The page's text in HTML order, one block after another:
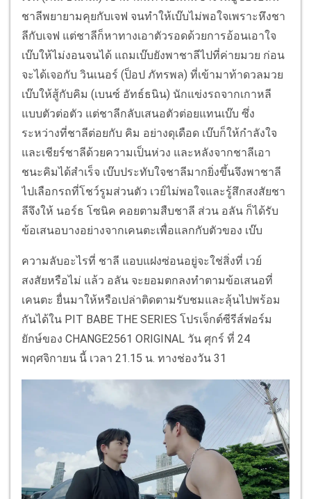
ชาลีพยายามคุยกับเจฟ จนทำให้เบ๊บไม่พอใจเพราะหึงชา
ลีกับเจฟ แต่ชาลีก็หาทางเอาตัวรอดด้วยการอ้อนเอาใจ
เบ๊บให้ไม่งอนจนได้ แถมเบ๊บยังพาชาลีไปที่ค่ายมวย ก่อน
จะได้เจอกับ วินเนอร์ (ป็อป ภัทรพล) ที่เข้ามาท้าดวลมวย
เบ๊บให้สู้กับคิม (เบนซ์ อัทธ์ธนิน) นักแข่งรถจากเกาหลี
แบบตัวต่อตัว แต่ชาลีกลับเสนอตัวต่อยแทนเบ๊บ ซึ่ง
ระหว่างที่ชาลีต่อยกับ คิม อย่างดุเดือด เบ๊บก็ให้กำลังใจ
และเชียร์ชาลีด้วยความเป็นห่วง และหลังจากชาลีเอา
ชนะคิมได้สำเร็จ เบ๊บประทับใจชาลีมากยิ่งขึ้นจึงพาชาลี
ไปเลือกรถที่โชว์รูมส่วนตัว เวย์ไม่พอใจและรู้สึกสงสัยชา
ลีจึงให้ นอร์ธ โซนิค คอยตามสืบชาลี ส่วน อลัน ก็ได้รับ
ข้อเสนอบางอย่างจากเคนตะเพื่อแลกกับตัวของ เบ๊บ
ความลับอะไรที่ ชาลี แอบแฝงซ่อนอยู่จะใช่สิ่งที่ เวย์
สงสัยหรือไม่ แล้ว อลัน จะยอมตกลงทำตามข้อเสนอที่
เคนตะ ยื่นมาให้หรือเปล่าติดตามรับชมและลุ้นไปพร้อม
กันได้ใน PIT BABE THE SERIES โปรเจ็กต์ซีรีส์ฟอร์ม
ยักษ์ของ CHANGE2561 ORIGINAL วัน ศุกร์ ที่ 24
พฤศจิกายน นี้ เวลา 21.15 น. ทางช่องวัน 31